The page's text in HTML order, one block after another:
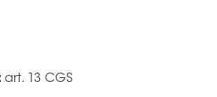
art. 13 CGS